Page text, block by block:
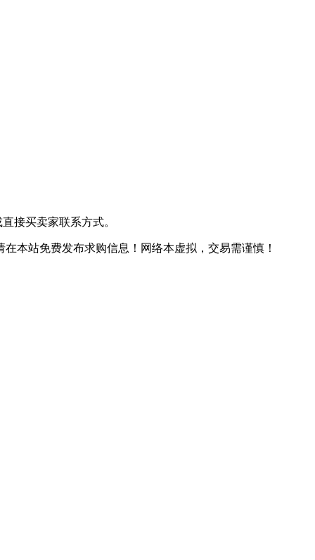
接买卖家联系方式。
本站免费发布求购信息！ 网络本虚拟，交易需谨慎！